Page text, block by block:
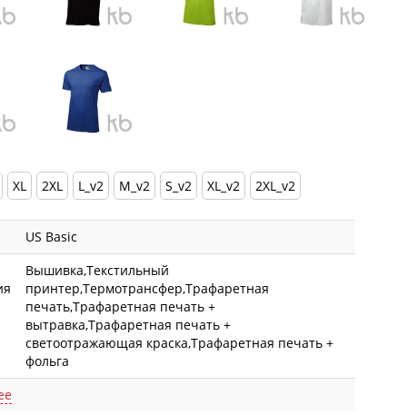
XL 2XL L_v2 M_v2 S_v2 XL_v2 2XL_v2
US Basic
Вышивка,Текстильный
принтер,Термотрансфер,Трафаретная
печать,Трафаретная печать +
вытравка,Трафаретная печать +
светоотражающая краска,Трафаретная печать +
фольга